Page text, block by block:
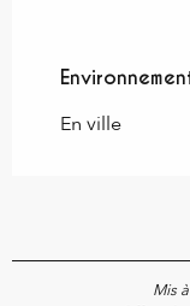
En ville
Mis